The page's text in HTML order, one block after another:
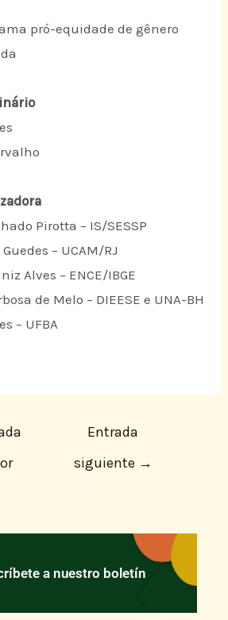
pró-equidade de gênero
Pirotta – IS/SESSP
– UCAM/RJ
Alves – ENCE/IBGE
de Melo – DIEESE e UNA-BH
– UFBA
Entrada
siguiente →
a nuestro boletín